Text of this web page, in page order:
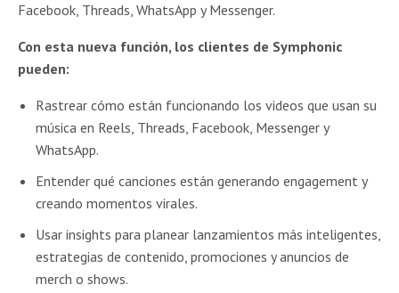
Facebook, Threads, WhatsApp y Messenger.
Con esta nueva función, los clientes de Symphonic
pueden:
Rastrear cómo están funcionando los videos que usan su
música en Reels, Threads, Facebook, Messenger y
WhatsApp.
Entender qué canciones están generando engagement y
creando momentos virales.
Usar insights para planear lanzamientos más inteligentes,
estrategias de contenido, promociones y anuncios de
merch o shows.